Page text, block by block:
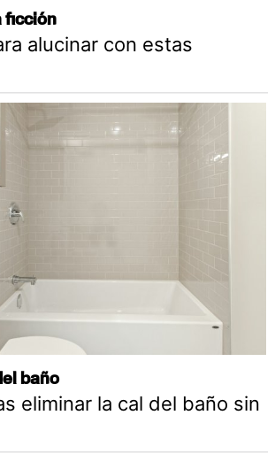
ficción
alucinar con estas
baño
eliminar la cal del baño sin